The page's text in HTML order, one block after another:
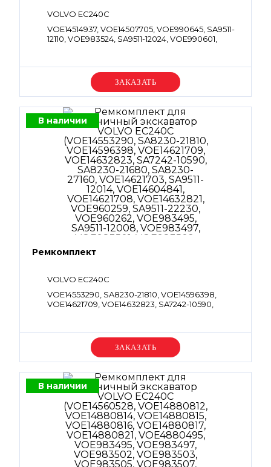
VOLVO EC240C
VOE14514937, VOE14507705, VOE990645, SA9511-
12110, VOE983524, SA9511-12024, VOE990601,
Уточняйте цену
В наличии
Ремкомплект
VOLVO EC240C
VOE14553290, SA8230-21810, VOE14596398,
VOE14621709, VOE14632823, SA7242-10590,
VOE14632821, VOE960259, SA9511-22230,
VOE960262, VOE983495, SA9511-12008,
VOE983497, VOE983501, VOE983502, SA9511-
120011, VOE983505, VOE983507, VOE983509,
VOE983511, VOE983523, SA9511-1222A,
VOE983527, VOE990551, SA9511-12005,
VOE990557, SA9511-12018, VOE990585,
VOE990607, SA9511-12032, VOE990656, SA8230-
21690, SA9511-12210, VOE990660, VOE990849,
VOE993320, VOE993322
Уточняйте цену
В наличии